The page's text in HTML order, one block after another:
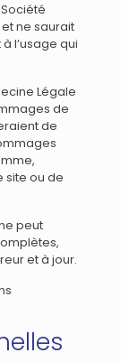
ne saurait
l’usage qui
Légale
de
de
site ou de
peut
et à jour.